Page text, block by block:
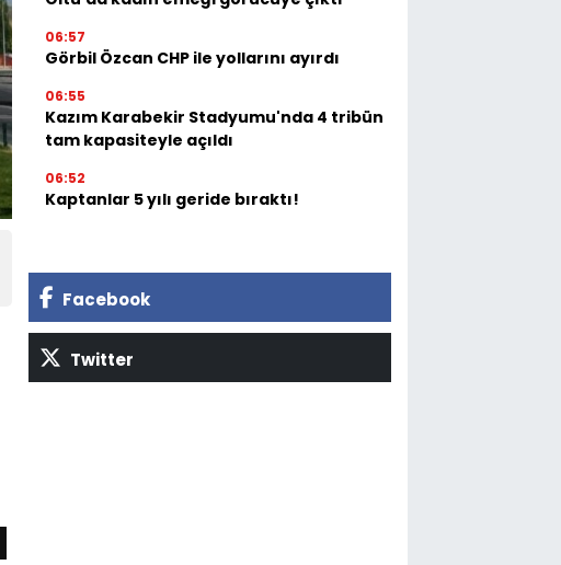
06:57
Görbil Özcan CHP ile yollarını ayırdı
06:55
Kazım Karabekir Stadyumu'nda 4 tribün
tam kapasiteyle açıldı
06:52
Kaptanlar 5 yılı geride bıraktı!
Facebook
Twitter